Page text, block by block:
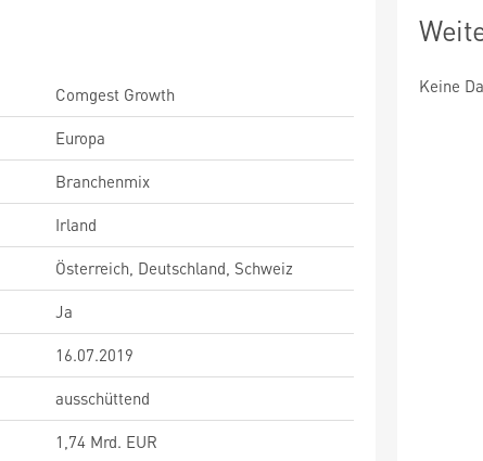
Comgest Growth
Europa
Branchenmix
Irland
Österreich, Deutschland, Schweiz
Ja
16.07.2019
ausschüttend
1,74 Mrd. EUR
Keine